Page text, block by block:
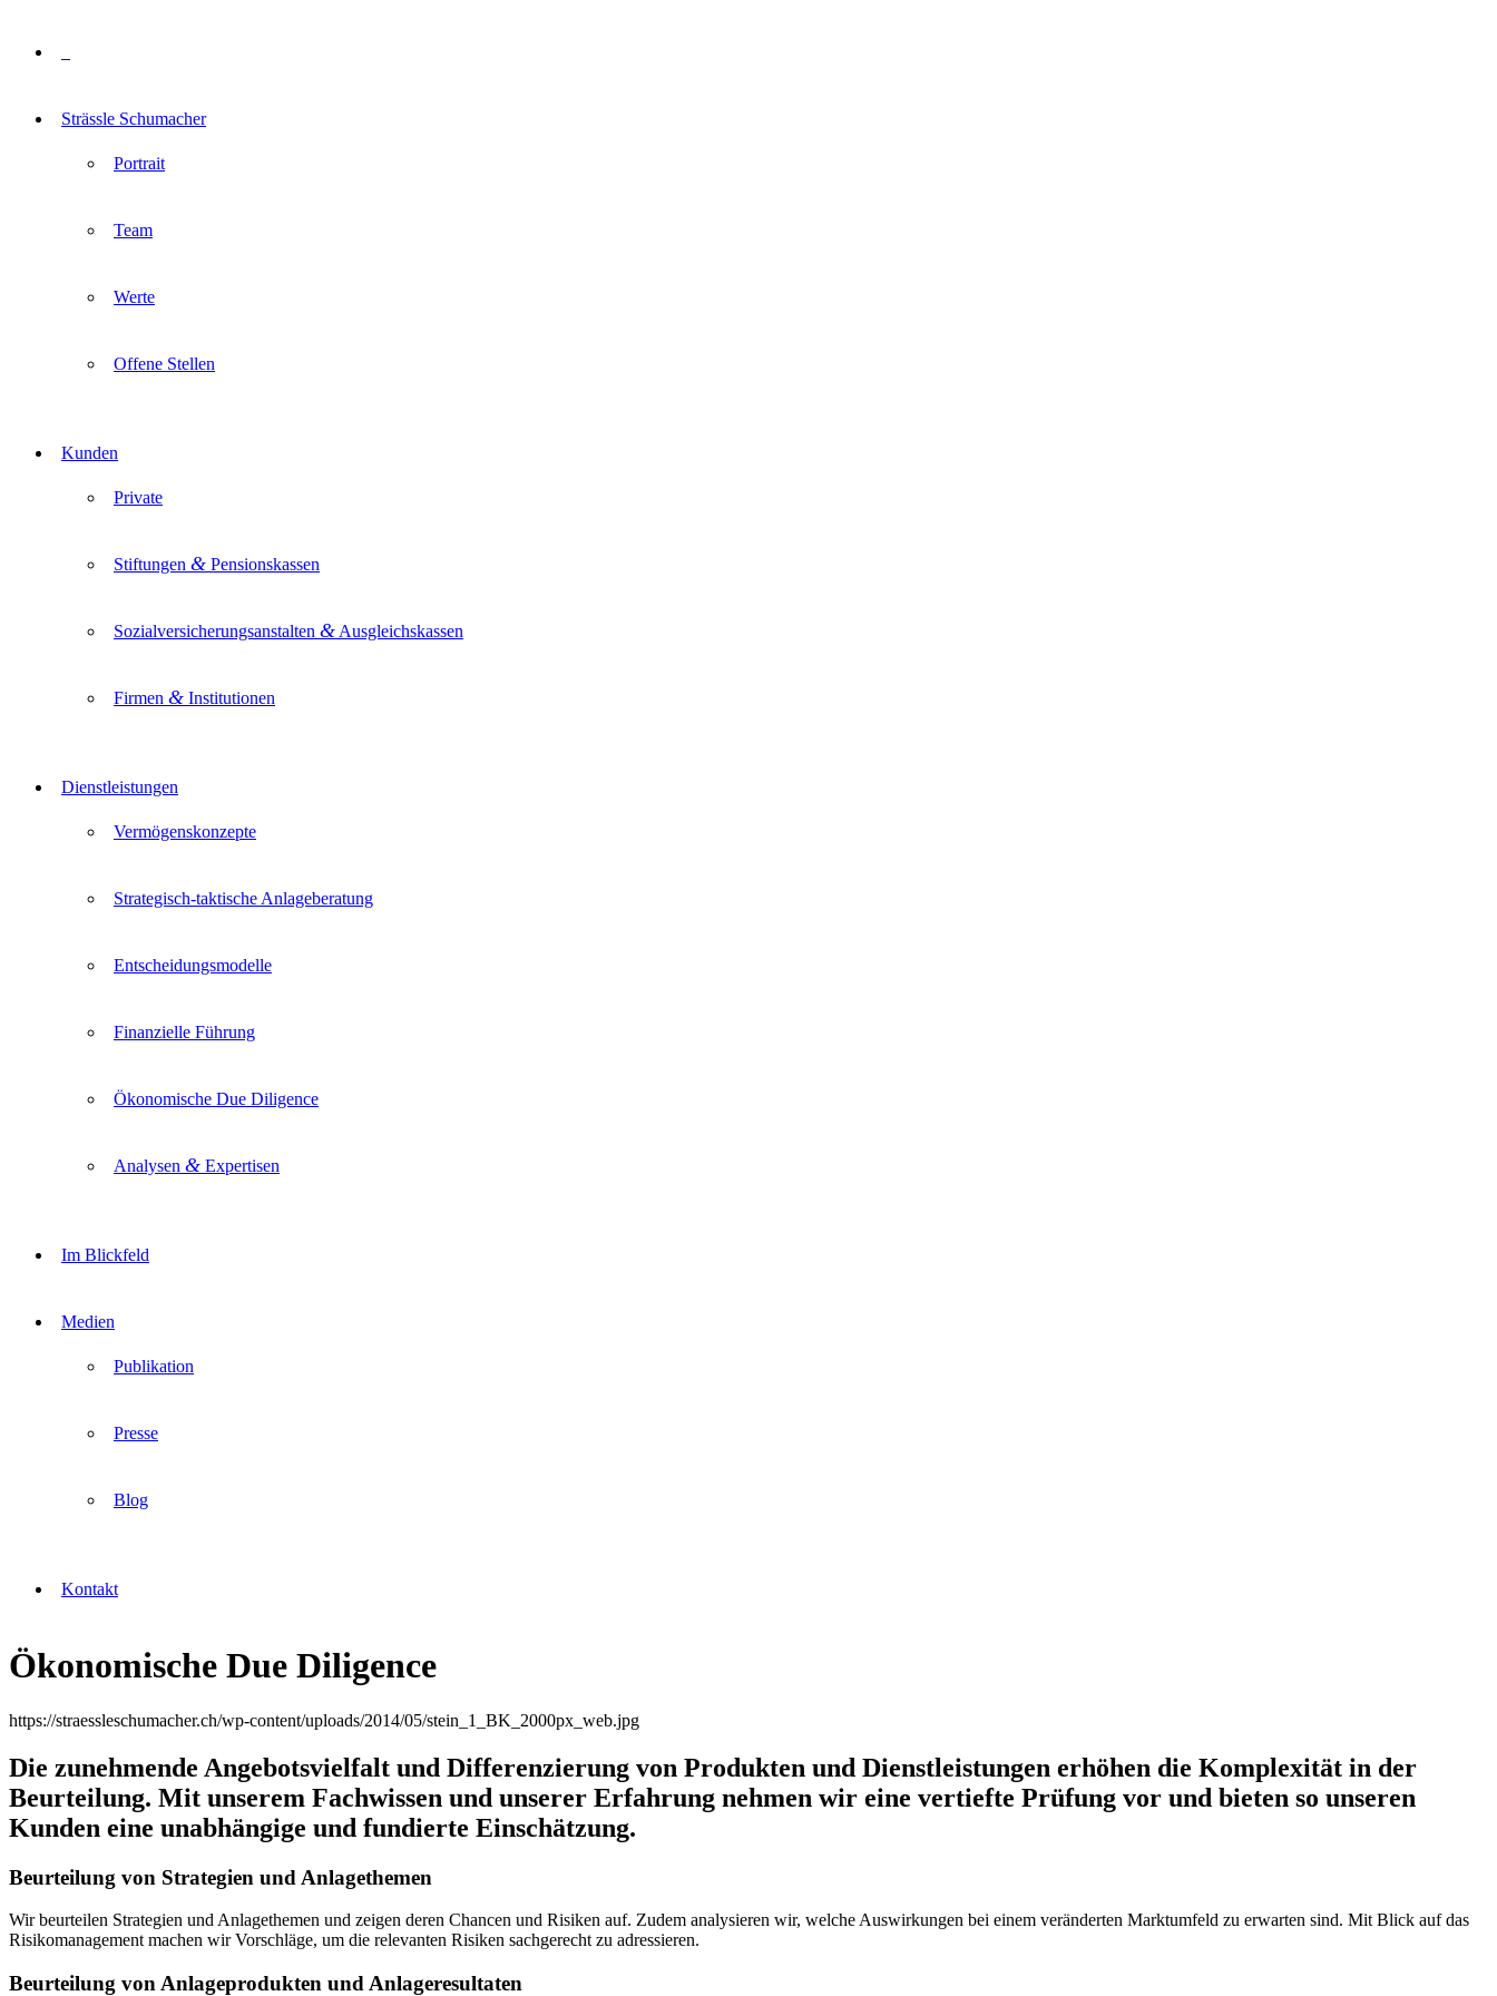
Strässle Schumacher
Portrait
Team
Werte
Offene Stellen
Kunden
Private
Stiftungen & Pensionskassen
Sozialversicherungsanstalten & Ausgleichskassen
Firmen & Institutionen
Dienstleistungen
Vermögenskonzepte
Strategisch-taktische Anlageberatung
Entscheidungsmodelle
Finanzielle Führung
Ökonomische Due Diligence
Analysen & Expertisen
Im Blickfeld
Medien
Publikation
Presse
Blog
Kontakt
Ökonomische Due Diligence
https://straessleschumacher.ch/wp-content/uploads/2014/05/stein_1_BK_2000px_web.jpg
Die zunehmende Angebotsvielfalt und Differenzierung von Produkten und Dienstleistungen erhöhen die Komplexität in der
Beurteilung. Mit unserem Fachwissen und unserer Erfahrung nehmen wir eine vertiefte Prüfung vor und bieten so unseren
Kunden eine unabhängige und fundierte Einschätzung.
Beurteilung von Strategien und Anlagethemen
Wir beurteilen Strate­gien und Anlageth­e­men und zeigen deren Chan­cen und Risiken auf. Zudem analysieren wir, welche Auswirkun­gen bei einem verän­derten Mark­tum­feld zu erwarten sind. Mit Blick auf das
Risiko­man­age­ment machen wir Vorschläge, um die rel­e­van­ten Risiken sachgerecht zu adressieren.
Beurteilung von Anlageprodukten und Anlageresultaten